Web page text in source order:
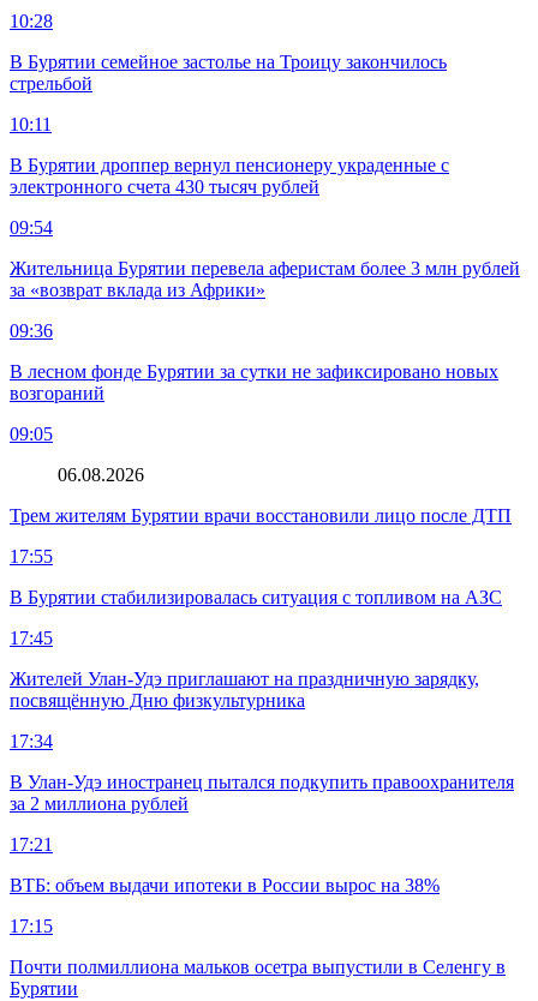
10:28
В Бурятии семейное застолье на Троицу закончилось
стрельбой
10:11
В Бурятии дроппер вернул пенсионеру украденные с
электронного счета 430 тысяч рублей
09:54
Жительница Бурятии перевела аферистам более 3 млн рублей
за «возврат вклада из Африки»
09:36
В лесном фонде Бурятии за сутки не зафиксировано новых
возгораний
09:05
06.08.2026
Трем жителям Бурятии врачи восстановили лицо после ДТП
17:55
В Бурятии стабилизировалась ситуация с топливом на АЗС
17:45
Жителей Улан-Удэ приглашают на праздничную зарядку,
посвящённую Дню физкультурника
17:34
В Улан-Удэ иностранец пытался подкупить правоохранителя
за 2 миллиона рублей
17:21
ВТБ: объем выдачи ипотеки в России вырос на 38%
17:15
Почти полмиллиона мальков осетра выпустили в Селенгу в
Бурятии